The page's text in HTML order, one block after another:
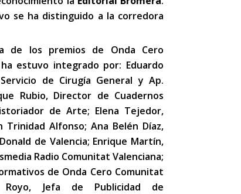
se ha distinguido a la corredora
de los premios de Onda Cero
estuvo integrado por: Eduardo
de Cirugía General y Ap.
Rubio, Director de Cuadernos
de Arte; Elena Tejedor,
Trinidad Alfonso; Ana Belén Díaz,
de Valencia; Enrique Martín,
Radio Comunitat Valenciana;
de Onda Cero Comunitat
Royo, Jefa de Publicidad de